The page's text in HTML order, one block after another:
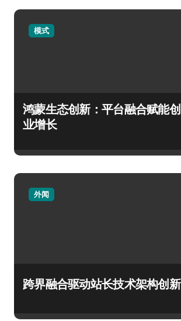
模式
鸿蒙生态创新：平台融合赋能创
业增长
外闻
跨界融合驱动站长技术架构创新